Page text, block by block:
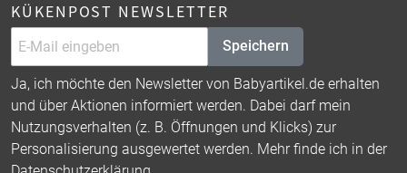
KÜKENPOST NEWSLETTER
Speichern
Ja, ich möchte den Newsletter von Babyartikel.de erhalten
und über Aktionen informiert werden. Dabei darf mein
Nutzungsverhalten (z. B. Öffnungen und Klicks) zur
Personalisierung ausgewertet werden. Mehr finde ich in der